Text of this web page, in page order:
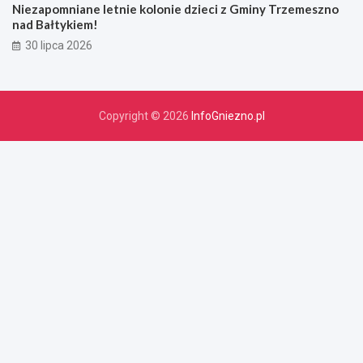
Niezapomniane letnie kolonie dzieci z Gminy Trzemeszno
nad Bałtykiem!
30 lipca 2026
Copyright © 2026 InfoGniezno.pl